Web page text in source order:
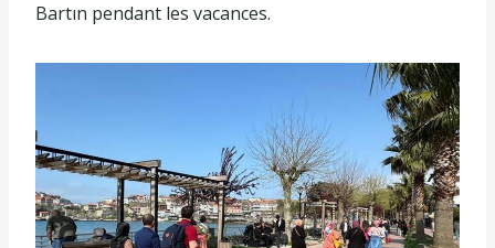
Bartın pendant les vacances.